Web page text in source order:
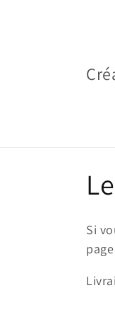
C
o
l
l
Si